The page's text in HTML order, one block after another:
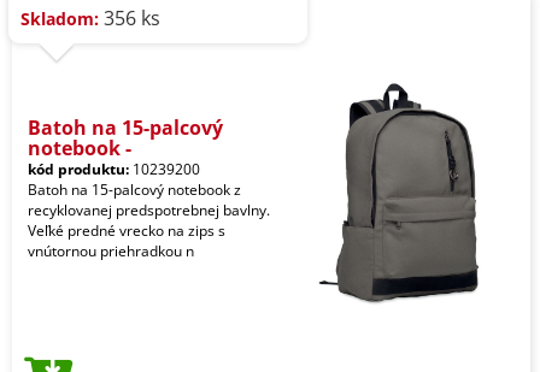
Skladom: 356 ks
Batoh na 15-palcový
notebook -
kód produktu: 10239200
Batoh na 15-palcový notebook z
recyklovanej predspotrebnej bavlny.
Veľké predné vrecko na zips s
vnútornou priehradkou n